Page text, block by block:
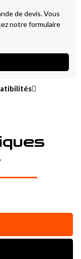
de devis. Vous
notre formulaire